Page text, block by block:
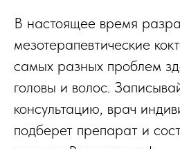
В настоящее время
мезотерапевтические
самых разных проблем
головы и волос.
консультацию, врач
подберет препарат и